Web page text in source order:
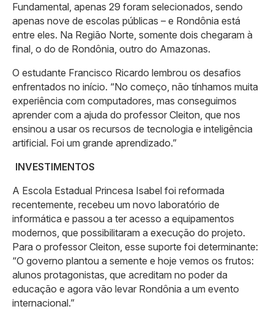
Fundamental, apenas 29 foram selecionados, sendo
apenas nove de escolas públicas – e Rondônia está
entre eles. Na Região Norte, somente dois chegaram à
final, o do de Rondônia, outro do Amazonas.
O estudante Francisco Ricardo lembrou os desafios
enfrentados no início. “No começo, não tínhamos muita
experiência com computadores, mas conseguimos
aprender com a ajuda do professor Cleiton, que nos
ensinou a usar os recursos de tecnologia e inteligência
artificial. Foi um grande aprendizado.”
INVESTIMENTOS
A Escola Estadual Princesa Isabel foi reformada
recentemente, recebeu um novo laboratório de
informática e passou a ter acesso a equipamentos
modernos, que possibilitaram a execução do projeto.
Para o professor Cleiton, esse suporte foi determinante:
“O governo plantou a semente e hoje vemos os frutos:
alunos protagonistas, que acreditam no poder da
educação e agora vão levar Rondônia a um evento
internacional.”